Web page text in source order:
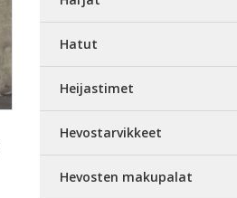
Hatut
Heijastimet
Hevostarvikkeet
Hevosten makupalat